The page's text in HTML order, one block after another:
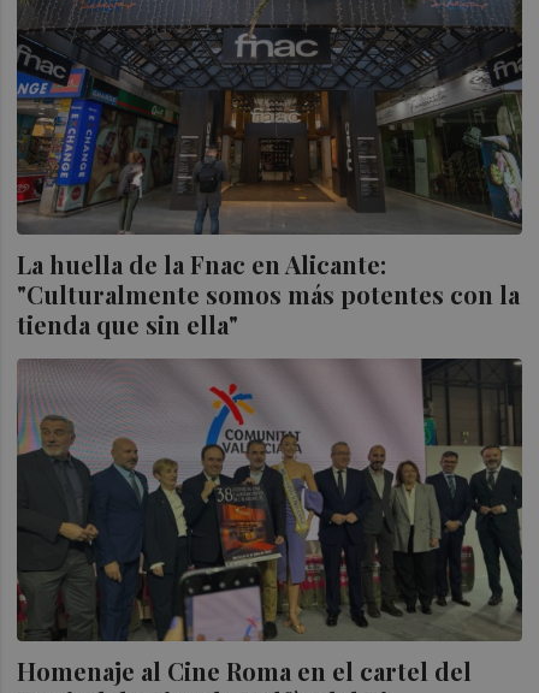
La huella de la Fnac en Alicante:
"Culturalmente somos más potentes con la
tienda que sin ella"
Homenaje al Cine Roma en el cartel del